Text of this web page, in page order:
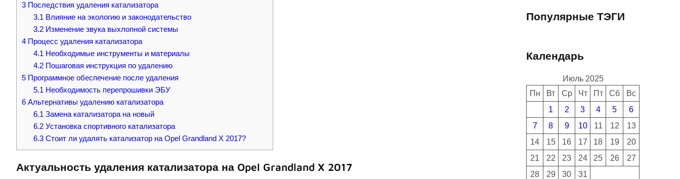
3 Последствия удаления катализатора
3.1 Влияние на экологию и законодательство
3.2Изменение звука выхлопной системы
4 Процесс удаления катализатора
4.1 Необходимые инструменты и материалы
4.2Пошаговая инструкция по удалению
5 Программное обеспечение после удаления
5.1 Необходимость перепрошивки ЭБУ
6 Альтернативы удалению катализатора
6.1 Замена катализатора на новый
6.2Установка спортивного катализатора
6.3Стоит ли удалять катализатор на Opel Grandland X 2017?
Актуальность удаления катализатора на Opel Grandland X 2017
Популярные ТЭГИ
Календарь
Июль 2025
Пн
Вт Ср Чт Пт Сб
Вс
1
2 3 4 5
6
7
8 9 10 11 12
13
14
15 16 17 18 19
20
21
22 23 24 25 26
27
28
29 30
31